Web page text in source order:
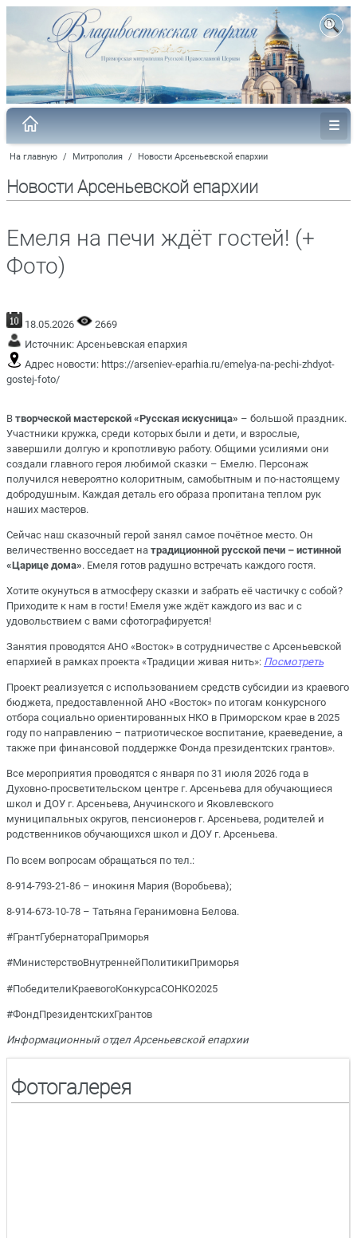
На главную / Митрополия / Новости Арсеньевской епархии
Новости Арсеньевской епархии
Емеля на печи ждёт гостей! (+
Фото)
18.05.2026
2669
Источник: Арсеньевская епархия
Адрес новости: https://arseniev-eparhia.ru/emelya-na-pechi-zhdyot-
gostej-foto/
В творческой мастерской «Русская искусница» – большой праздник.
Участники кружка, среди которых были и дети, и взрослые,
завершили долгую и кропотливую работу. Общими усилиями они
создали главного героя любимой сказки – Емелю. Персонаж
получился невероятно колоритным, самобытным и по-настоящему
добродушным. Каждая деталь его образа пропитана теплом рук
наших мастеров.
Сейчас наш сказочный герой занял самое почётное место. Он
величественно восседает на традиционной русской печи – истинной
«Царице дома». Емеля готов радушно встречать каждого гостя.
Хотите окунуться в атмосферу сказки и забрать её частичку с собой?
Приходите к нам в гости! Емеля уже ждёт каждого из вас и с
удовольствием с вами сфотографируется!
Занятия проводятся АНО «Восток» в сотрудничестве с Арсеньевской
епархией в рамках проекта «Традиции живая нить»: Посмотреть
Проект реализуется с использованием средств субсидии из краевого
бюджета, предоставленной АНО «Восток» по итогам конкурсного
отбора социально ориентированных НКО в Приморском крае в 2025
году по направлению – патриотическое воспитание, краеведение, а
также при финансовой поддержке Фонда президентских грантов».
Все мероприятия проводятся с января по 31 июля 2026 года в
Духовно-просветительском центре г. Арсеньева для обучающиеся
школ и ДОУ г. Арсеньева, Анучинского и Яковлевского
муниципальных округов, пенсионеров г. Арсеньева, родителей и
родственников обучающихся школ и ДОУ г. Арсеньева.
По всем вопросам обращаться по тел.:
8-914-793-21-86 – инокиня Мария (Воробьева);
8-914-673-10-78 – Татьяна Геранимовна Белова.
#ГрантГубернатораПриморья
#МинистерствоВнутреннейПолитикиПриморья
#ПобедителиКраевогоКонкурсаСОНКО2025
#ФондПрезидентскихГрантов
Информационный отдел Арсеньевской епархии
Фотогалерея